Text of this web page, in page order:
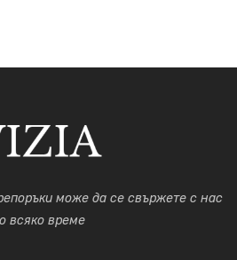
може да се свържете с нас
всяко време